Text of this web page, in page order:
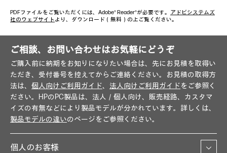
PDFファイルをご覧いただくには、Adobe® Reader®が必要です。 アドビシステムズ
社のウェブサイト より、ダウンロード（無料）の上ご覧ください。
ご相談、お問い合わせはお気軽にどうぞ
ご購入前に納期をお知りになりたい場合は、先にお見積を取得い
ただき、受付番号を控えてからご連絡ください。お見積の取得方
法は、 個人向けご利用ガイド、 法人向けご利用ガイドをご参照く
ださい。HPのPC製品は、法人／個人向け、販売経路、カスタマ
イズの有無などにより製品モデルが分かれています。詳しくは、
製品モデルの違いのページをご参照ください。
個人のお客様